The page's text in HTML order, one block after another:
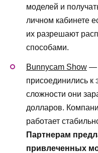
моделей и
личном кабинете
их разрешают
способами.
Bunnycam Show —
присоединились к
сложности они
долларов.
работает
Партнерам
привлеченных